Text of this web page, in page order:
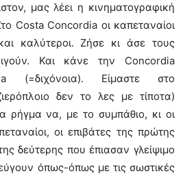
μας λέει η κινηματογραφική
Costa Concordia οι καπεταναίοι
καλύτεροι. Ζήσε κι άσε τους
Και κάνε την Concordia
(=διχόνοια). Είμαστε στο
δεν το λες με τίποτα)
ρήγμα να, με το συμπάθιο, κι οι
οι επιβάτες της πρώτης
δεύτερης που έπιασαν γλείψιμο
όπως-όπως με τις σωστικές